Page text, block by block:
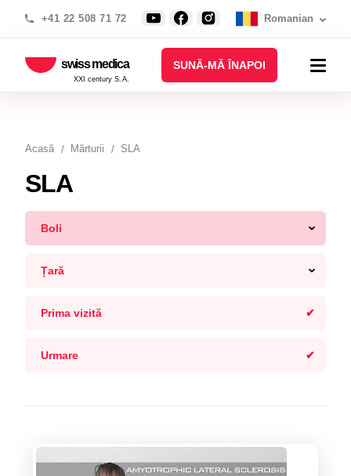
+41 22 508 71 72 Romanian
swiss medica
XXI century S.A.
SUNĂ-MĂ ÎNAPOI
Acasă Mărturii SLA
SLA
Boli
Țară
Prima vizită
Urmare